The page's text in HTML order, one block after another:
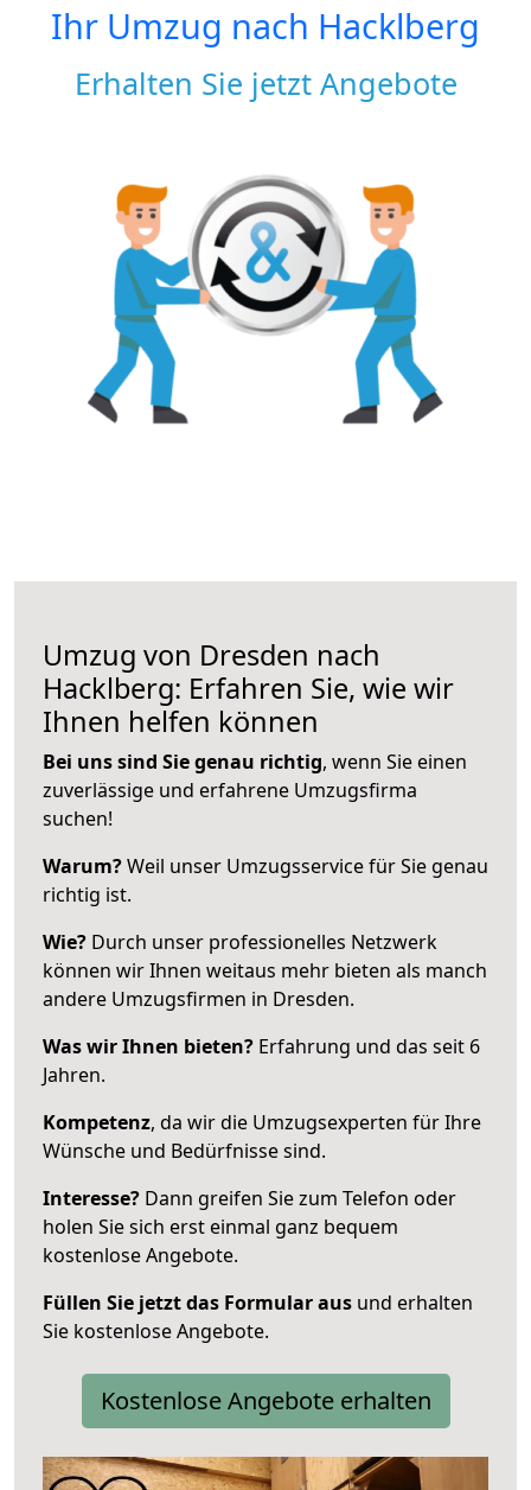
Ihr Umzug nach Hacklberg
Erhalten Sie jetzt Angebote
Umzug von Dresden nach
Hacklberg: Erfahren Sie, wie wir
Ihnen helfen können
Bei uns sind Sie genau richtig, wenn Sie einen
zuverlässige und erfahrene Umzugsfirma
suchen!
Warum?Weil unser Umzugsservice für Sie genau
richtig ist.
Wie? Durch unser professionelles Netzwerk
können wir Ihnen weitaus mehr bieten als manch
andere Umzugsfirmen in Dresden.
Was wir Ihnen bieten? Erfahrung und das seit 6
Jahren.
Kompetenz, da wir die Umzugsexperten für Ihre
Wünsche und Bedürfnisse sind.
Interesse? Dann greifen Sie zum Telefon oder
holen Sie sich erst einmal ganz bequem
kostenlose Angebote.
Füllen Sie jetzt das Formular aus und erhalten
Sie kostenlose Angebote.
Kostenlose Angebote erhalten